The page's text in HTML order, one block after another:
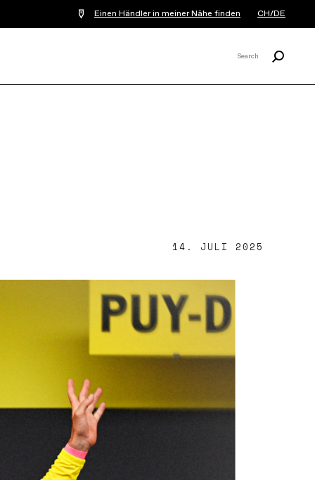
Einen Händler in meiner Nähe finden CH/DE
Search
14. JULI 2025